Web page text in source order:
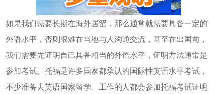
如果我们需要长期在海外居留，那么通常就需要具备一定的
外语水平，否则很难在当地与人沟通交流，甚至在出国前，
我们需要先证明自己具备相当的外语水平，证明方法通常是
参加考试。托福是许多国家都承认的国际性英语水平考试，
不少准备去英语国家留学、工作的人都会参加托福考试证明